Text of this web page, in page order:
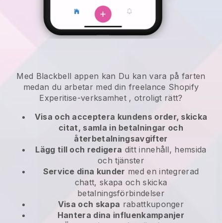
Med Blackbell appen kan Du kan vara på farten
medan du arbetar med din freelance Shopify
Experitise-verksamhet , otroligt rätt?
Visa och acceptera kundens order, skicka
citat, samla in betalningar och
återbetalningsavgifter
Lägg till och redigera ditt innehåll, hemsida
och tjänster
Service dina kunder med en integrerad
chatt, skapa och skicka
betalningsförbindelser
Visa och skapa rabattkuponger
Hantera dina influenkampanjer